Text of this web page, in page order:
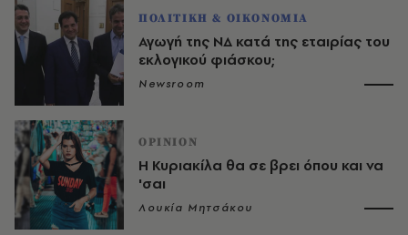
ΠΟΛΙΤΙΚΗ & ΟΙΚΟΝΟΜΙΑ
Αγωγή της ΝΔ κατά της εταιρίας του
εκλογικού φιάσκου;
Newsroom
OPINION
Η Κυριακίλα θα σε βρει όπου και να
'σαι
Λουκία Μητσάκου